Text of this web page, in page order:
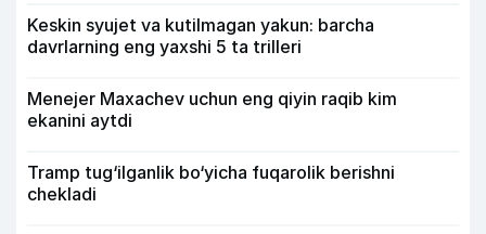
Keskin syujet va kutilmagan yakun: barcha
davrlarning eng yaxshi 5 ta trilleri
Menejer Maxachev uchun eng qiyin raqib kim
ekanini aytdi
Tramp tug‘ilganlik bo‘yicha fuqarolik berishni
chekladi